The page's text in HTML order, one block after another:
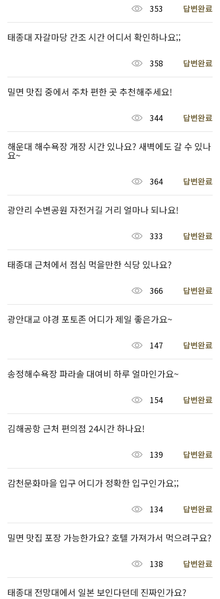
353 답변완료
태종대 자갈마당 간조 시간 어디서 확인하나요;;
358 답변완료
밀면 맛집 중에서 주차 편한 곳 추천해주세요!
344 답변완료
해운대 해수욕장 개장 시간 있나요? 새벽에도 갈 수 있나
요~
364 답변완료
광안리 수변공원 자전거길 거리 얼마나 되나요!
333 답변완료
태종대 근처에서 점심 먹을만한 식당 있나요?
366 답변완료
광안대교 야경 포토존 어디가 제일 좋은가요~
147 답변완료
송정해수욕장 파라솔 대여비 하루 얼마인가요~
154 답변완료
김해공항 근처 편의점 24시간 하나요!
139 답변완료
감천문화마을 입구 어디가 정확한 입구인가요;;
134 답변완료
밀면 맛집 포장 가능한가요? 호텔 가져가서 먹으려구요?
138 답변완료
태종대 전망대에서 일본 보인다던데 진짜인가요?